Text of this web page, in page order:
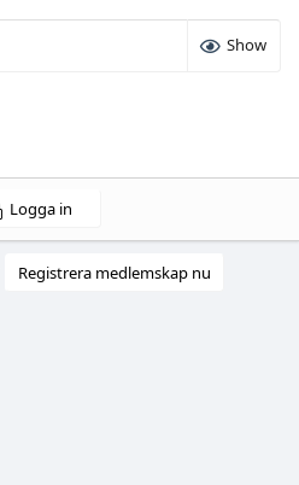
Show
Logga in
Registrera medlemskap nu